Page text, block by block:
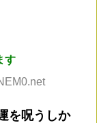
す
を呪うしか